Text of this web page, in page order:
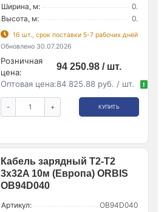
Ширина, м:
0.
Высота, м:
0.
16 шт., срок поставки 5-7 рабочих дней
Обновлено 30.07.2026
Розничная
цена:
94 250.98 / шт.
Оптовая цена:84 825.88 руб. / шт. !
- + КУПИТЬ
Кабель зарядный T2-T2
3х32A 10м (Европа) ORBIS
OB94D040
Артикул:
OB94D040